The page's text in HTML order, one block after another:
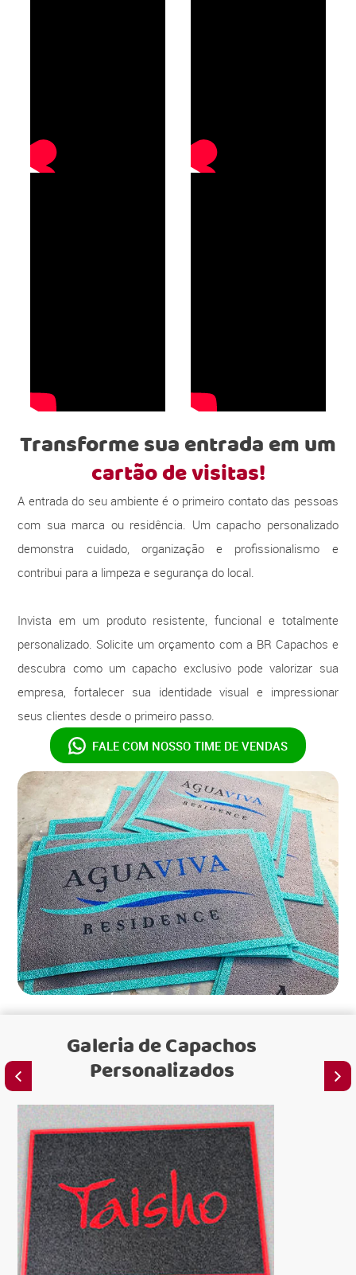
Transforme sua entrada em um
cartão de visitas!
A entrada do seu ambiente é o primeiro contato das pessoas
com sua marca ou residência. Um capacho personalizado
demonstra cuidado, organização e profissionalismo e
contribui para a limpeza e segurança do local.
Invista em um produto resistente, funcional e totalmente
personalizado. Solicite um orçamento com a BR Capachos e
descubra como um capacho exclusivo pode valorizar sua
empresa, fortalecer sua identidade visual e impressionar
seus clientes desde o primeiro passo.
FALE COM NOSSO TIME DE VENDAS
Galeria deCapachos
Personalizados